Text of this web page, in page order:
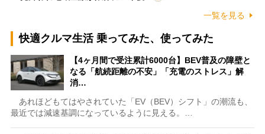
一覧を見る
快適クルマ生活 乗ってみた、使ってみた
【4ヶ月間で受注累計6000台】BEV普及の障壁と
なる「航続距離の不安」「充電のストレス」解
消…
あれほどもてはやされていた「EV（BEV）シフト」の潮流も、
最近では減速基調になっているように見える。…